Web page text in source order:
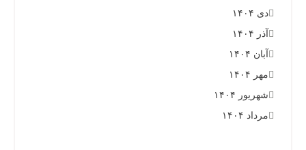
دی ۱۴۰۴
آذر ۱۴۰۴
آبان ۱۴۰۴
مهر ۱۴۰۴
شهریور ۱۴۰۴
مرداد ۱۴۰۴